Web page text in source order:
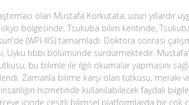
olan Mustafa Korkutata; uzun yıllardır
bölgesinde, Tsukuba bilim kentinde,
(WPI-IIIS) tamamladı. Doktora sonrası
Uyku tıbbı bölümünde sürdürmektedir.
bu bilimle ile ilgili okumalar yapmasını
Zamanla bilime karşı olan tutkusu, merakı
hizmetinde kullanılabilecek faydalı
içinde çeşitli bilimsel platformlarda bir çok